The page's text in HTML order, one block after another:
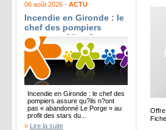
06 août 2026 - ACTU
Incendie en Gironde : le
chef des pompiers
assure qu?ils n?ont pas
« abandonné Le Porge »
au profit des stars du
Cap-Ferret - Le Parisien
Incendie en Gironde : le chef des
pompiers assure qu?ils n?ont
pas « abandonné Le Porge » au
profit des stars du...
» Lire la suite
Offre